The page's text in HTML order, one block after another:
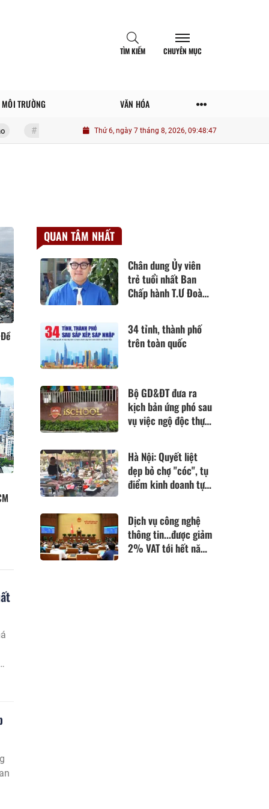
TÌM KIẾM CHUYÊN MỤC
MÔI TRƯỜNG VĂN HÓA
20 điều tưởng tiết kiệm nhưng lại tốn đống tiền Một số yếu tố tác
Thứ 6, ngày 7 tháng 8, 2026, 09:48:48
QUAN TÂM NHẤT
Chân dung Ủy viên
trẻ tuổi nhất Ban
Chấp hành T.Ư Đoàn
34 tỉnh, thành phố
trên toàn quốc
Bộ GD&ĐT đưa ra
kịch bản ứng phó sau
vụ việc ngộ độc thực
Trang
Hà Nội: Quyết liệt
dẹp bỏ chợ "cóc", tụ
điểm kinh doanh tự
Dịch vụ công nghệ
thông tin...được giảm
2% VAT tới hết năm